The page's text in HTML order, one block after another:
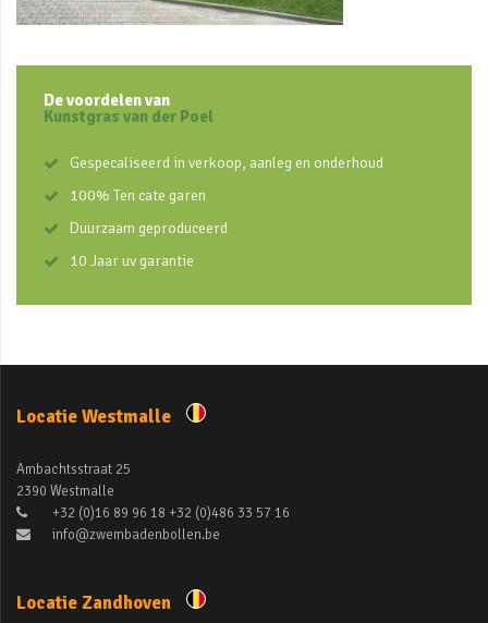
De voordelen van
Kunstgras van der Poel
Gespecaliseerd in verkoop, aanleg en onderhoud
100% Ten cate garen
Duurzaam geproduceerd
10 Jaar uv garantie
Locatie Westmalle
Ambachtsstraat 25
2390 Westmalle
+32 (0)16 89 96 18 +32 (0)486 33 57 16
info@zwembadenbollen.be
Locatie Zandhoven